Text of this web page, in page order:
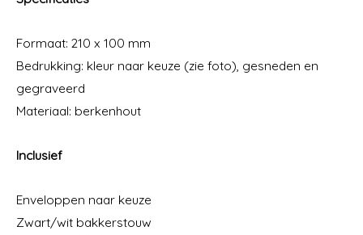
Formaat: 210 x 100 mm
Bedrukking: kleur naar keuze (zie foto), gesneden en
gegraveerd
Materiaal: berkenhout
Inclusief
Enveloppen naar keuze
Zwart/wit bakkerstouw